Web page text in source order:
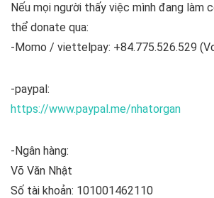
Nếu mọi người thấy việc mình đang làm
thể donate qua:
-Momo / viettelpay: +84.775.526.529
-paypal:
https://www.paypal.me/nhatorgan
-Ngân hàng:
Võ Văn Nhật
Số tài khoản: 101001462110